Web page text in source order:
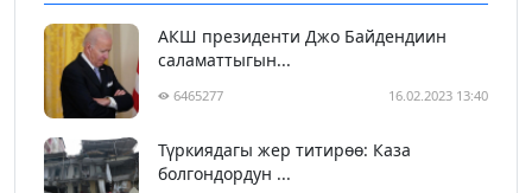
АКШ президенти Джо Байдендиин
саламаттыгын...
6465277 16.02.2023 13:40
Түркиядагы жер титирөө: Каза
болгондордун ...